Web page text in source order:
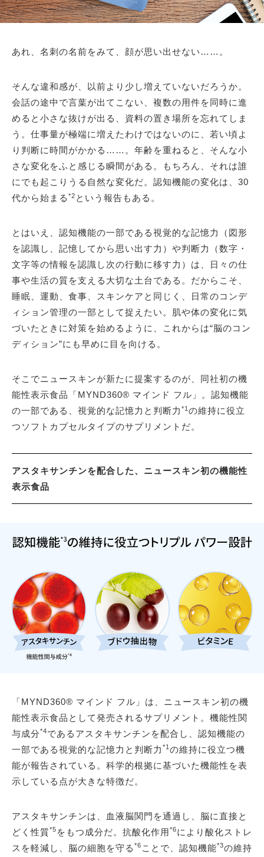
あれ、名刺の名前をみて、顔が思い出せない……。
そんな違和感が、以前より少し増えていないだろうか。
会話の途中で言葉が出てこない、複数の用件を同時に進
めると小さな抜けが出る、資料の置き場所を忘れてしま
う。仕事量が極端に増えたわけではないのに、若い頃よ
り判断に時間がかかる……。年齢を重ねると、そんな小
さな変化をふと感じる瞬間がある。もちろん、それは誰
にでも起こりうる自然な変化だ。認知機能の変化は、30
代から始まる *2 という報告もある。
とはいえ、認知機能の一部である視覚的な記憶力（図形
を認識し、記憶してから思い出す力）や判断力（数字・
文字等の情報を認識し次の行動に移す力）は、日々の仕
事や生活の質を支える大切な土台である。だからこそ、
睡眠、運動、食事、スキンケアと同じく、日常のコンデ
ィション管理の一部として捉えたい。肌や体の変化に気
づいたときに対策を始めるように、これからは“脳のコン
ディション”にも早めに目を向ける。
そこでニュースキンが新たに提案するのが、同社初の機
能性表示食品「MYND360® マインド フル」。認知機能
の一部である、視覚的な記憶力と判断力 *1 の維持に役立
つソフトカプセルタイプのサプリメントだ。
アスタキサンチンを配合した、ニュースキン初の機能性
表示食品
「MYND360® マインド フル」は、ニュースキン初の機
能性表示食品として発売されるサプリメント。機能性関
与成分*4であるアスタキサンチンを配合し、認知機能の
一部である視覚的な記憶力と判断力 *1 の維持に役立つ機
能が報告されている。科学的根拠に基づいた機能性を表
示している点が大きな特徴だ。
アスタキサンチンは、血液脳関門を通過し、脳に直接と
どく性質*5 をもつ成分だ。抗酸化作用*6により酸化ストレ
スを軽減し、脳の細胞を守る *6 ことで、認知機能*3の維持